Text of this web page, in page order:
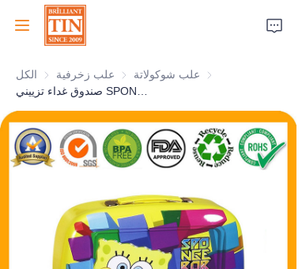
الكل علب زخرفية علب زخرفية
علب شوكولاتة علب شوكولاتة
الرئيسية
الشركة
المنتجات
خدمات العملاء
معارض تجارية 2026